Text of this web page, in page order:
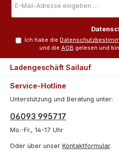
Mail-
Ich habe die
und die AGB gelesen und
Service-Hotline
Unterstützung und Beratung unter:
06093 995717
Mo.-Fr., 14-17 Uhr
Oder über unser Kontaktformular.
Ladengeschäft Sailauf